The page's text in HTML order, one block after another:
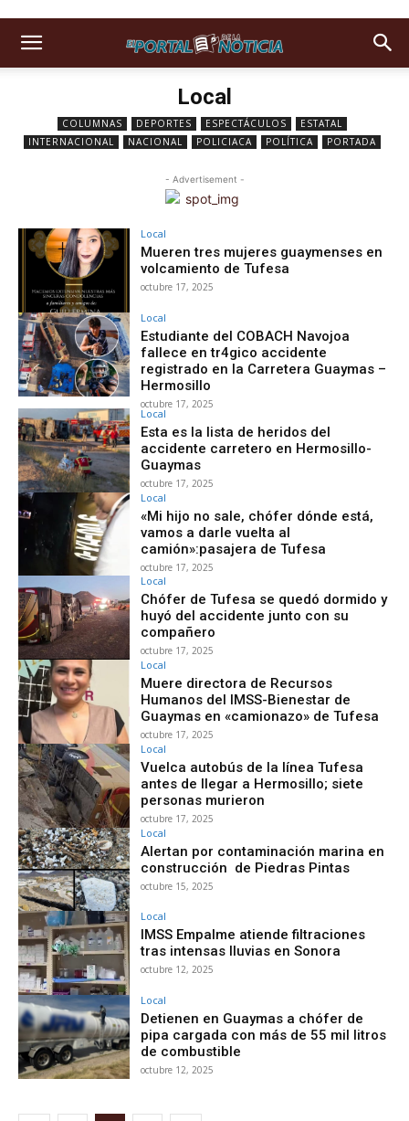
Local
COLUMNAS DEPORTES ESPECTÁCULOS
ESTATAL
INTERNACIONAL
NACIONAL POLICIACA POLÍTICA PORTADA
- Advertisement -
Local
Mueren tres mujeres guaymenses en
volcamiento de Tufesa
octubre 17, 2025
Local
Estudiante del COBACH Navojoa
fallece en tr4gico accidente
registrado en la Carretera Guaymas –
Hermosillo
octubre 17, 2025
Local
Esta es la lista de heridos del
accidente carretero en Hermosillo-
Guaymas
octubre 17, 2025
Local
«Mi hijo no sale, chófer dónde está,
vamos a darle vuelta al
camión»:pasajera de Tufesa
octubre 17, 2025
Local
Chófer de Tufesa se quedó dormido y
huyó del accidente junto con su
compañero
octubre 17, 2025
Local
Muere directora de Recursos
Humanos del IMSS-Bienestar de
Guaymas en «camionazo» de Tufesa
octubre 17, 2025
Local
Vuelca autobús de la línea Tufesa
antes de llegar a Hermosillo; siete
personas murieron
octubre 17, 2025
Local
Alertan por contaminación marina en
construcción de Piedras Pintas
octubre 15, 2025
Local
IMSS Empalme atiende filtraciones
tras intensas lluvias en Sonora
octubre 12, 2025
Local
Detienen en Guaymas a chófer de
pipa cargada con más de 55 mil litros
de combustible
octubre 12, 2025